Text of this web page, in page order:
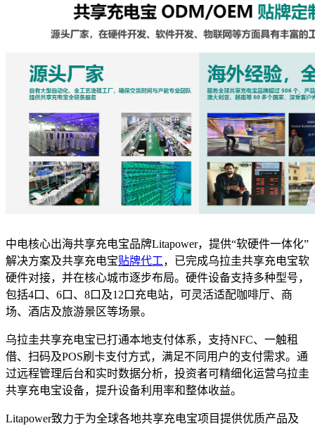
中电核心出海共享充电宝品牌Litapower，提供“软硬件一体化”
解决方案及共享充电宝贴牌代工，已完成乌拉圭共享充电宝软
硬件对接，并在核心城市逐步布局。硬件设备支持多种型号，
包括4口、6口、8口及12口充电站，可灵活适配咖啡厅、商
场、酒店及旅游景区等场景。
乌拉圭共享充电宝已打通本地支付体系，支持NFC、一触租
借、扫码及POS刷卡支付方式，满足不同用户的支付需求。通
过远程管理后台和实时数据分析，投资者可精细化运营乌拉圭
共享充电宝设备，提升设备利用率和整体收益。
Litapower致力于为全球各地共享充电宝项目提供优质产品及